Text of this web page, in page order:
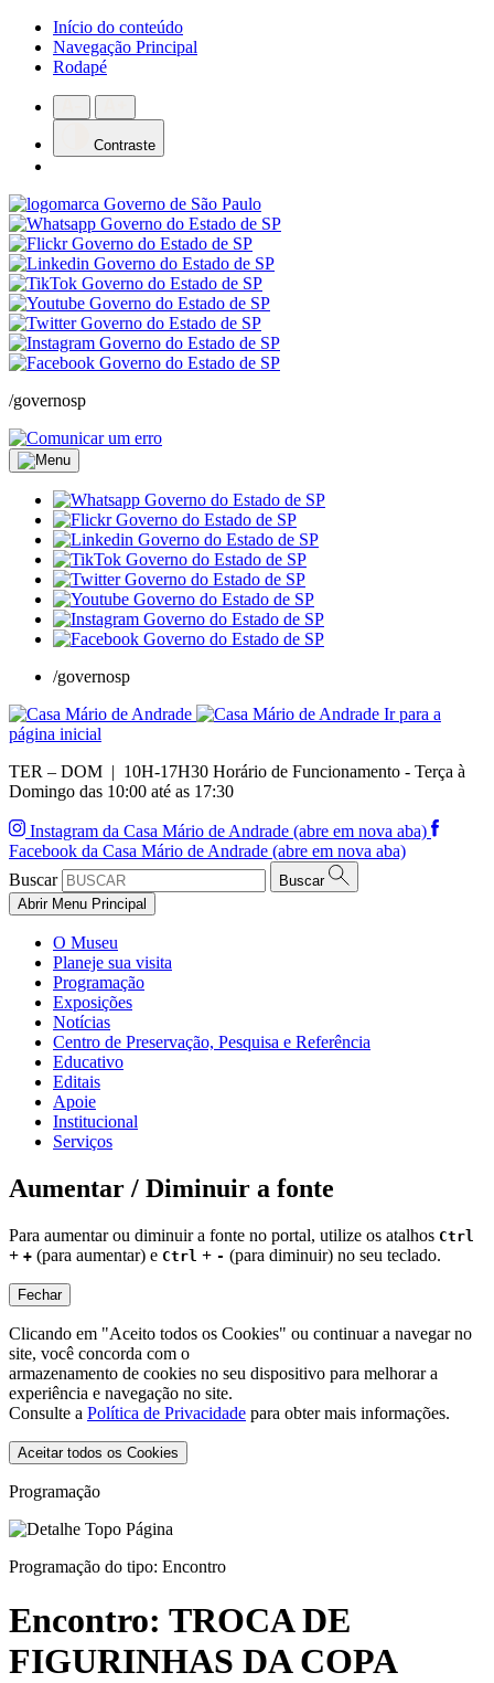
Início do conteúdo
Navegação Principal
Rodapé
Contraste
/governosp
/governosp
Ir para a
página inicial
TER – DOM | 10H-17H30 Horário de Funcionamento - Terça à
Domingo das 10:00 até as 17:30
Instagram da Casa Mário de Andrade (abre em nova aba)
Facebook da Casa Mário de Andrade (abre em nova aba)
Buscar
Buscar
Abrir Menu Principal
O Museu
Planeje sua visita
Programação
Exposições
Notícias
Centro de Preservação, Pesquisa e Referência
Educativo
Editais
Apoie
Institucional
Serviços
Aumentar / Diminuir a fonte
Para aumentar ou diminuir a fonte no portal, utilize os atalhos Ctrl
+ + (para aumentar) e Ctrl + - (para diminuir) no seu teclado.
Fechar
Clicando em "Aceito todos os Cookies" ou continuar a navegar no
site, você concorda com o
armazenamento de cookies no seu dispositivo para melhorar a
experiência e navegação no site.
Consulte a Política de Privacidade para obter mais informações.
Aceitar todos os Cookies
Programação
Programação do tipo: Encontro
Encontro: TROCA DE
FIGURINHAS DA COPA